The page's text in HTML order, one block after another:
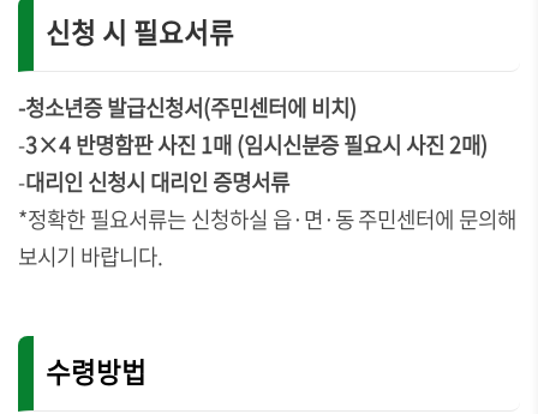
신청 시 필요서류
-청소년증 발급신청서(주민센터에 비치)
-3×4 반명함판 사진 1매 (임시신분증 필요시 사진 2매)
-대리인 신청시 대리인 증명서류
*정확한 필요서류는 신청하실 읍·면·동 주민센터에 문의해
보시기 바랍니다.
수령방법